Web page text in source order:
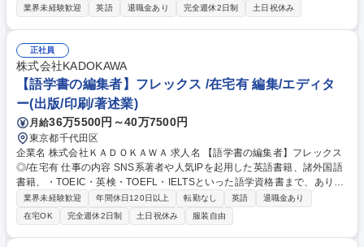
ンバンクの全国機関、■グローバル投資）を構成しています。これらビジ
レビュー・交渉■国内外の法規制調査■国内外の訴訟■国内の金融商品の組
成やストラクチャリング■国内外の法令遵守態勢のマネジメント■ビジネス
と人権の企画・実践■社内研修等 募集職種 【リーガル業務】法務相談対応
やレビュー等【在宅勤務可/転勤有無選択可】
業界未経験歓迎 英語 退職金あり 完全週休2日制 土日祝休み
正社員
株式会社KADOKAWA
【語学書の編集者】フレックス /在宅有 編集/エディタ
ー(出版/印刷/著述業)
月給36万5500円～40万7500円
東京都千代田区
企業名 株式会社ＫＡＤＯＫＡＷＡ 求人名 【語学書の編集者】フレックス
◎/在宅有 仕事の内容 SNS系著者や人気IPを起用した英語書籍、諸外国語
書籍、・TOEIC・英検・TOEFL・IELTSといった語学資格書まで、ありと
あらゆるジャンルの語学書を制作する部署での業務をお任せ。企画立案・
制作・PR施策作成まで 「作る」「売る」のどちらも担当。 【仕事の魅
力・部署の雰囲気】語学書課では既存の枠組みにとらわれない新しい語学
書制作に、常に取り組み続けています。書籍という枠組みですら越えてサ
業界未経験歓迎 年間休日120日以上 転勤なし 英語
退職金あり
在宅OK
完全週休2日制 土日祝休み 服装自由